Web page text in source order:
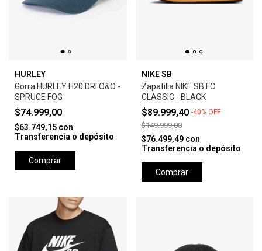
HURLEY
Gorra HURLEY H20 DRI O&O -
SPRUCE FOG
$74.999,00
$63.749,15 con
Transferencia o depósito
Comprar
NIKE SB
Zapatilla NIKE SB FC
CLASSIC - BLACK
$89.999,40 -40% OFF
$149.999,00
$76.499,49 con
Transferencia o depósito
Comprar